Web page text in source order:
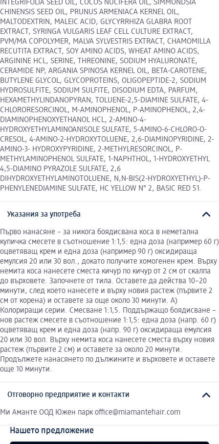
INTEGRIFOLIA SEED OIL, COCOS NUCIFERA OIL, SIMMONDSIA
CHINENSIS SEED OIL, PRUNUS ARMENIACA KERNEL OIL,
MALTODEXTRIN, MALEIC ACID, GLYCYRRHIZA GLABRA ROOT
EXTRACT, SYRINGA VULGARIS LEAF CELL CULTURE EXTRACT,
PVM/MA COPOLYMER, MALVA SYLVESTRIS EXTRACT, CHAMOMILLA
RECUTITA EXTRACT, SOY AMINO ACIDS, WHEAT AMINO ACIDS,
ARGININE HCL, SERINE, THREONINE, SODIUM HYALURONATE,
CERAMIDE NP, ARGANIA SPINOSA KERNEL OIL, BETA-CAROTENE,
BUTYLENE GLYCOL, GLYCOPROTEINS, OLIGOPEPTIDE-2, SODIUM
HYDROSULFITE, SODIUM SULFITE, DISODIUM EDTA, PARFUM,
HEXAMETHYLINDANOPYRAN, TOLUENE-2,5-DIAMINE SULFATE, 4-
CHLORORESORCINOL, M-AMINOPHENOL, P-AMINOPHENOL, 2,4-
DIAMINOPHENOXYETHANOL HCL, 2-AMINO-4-
HYDROXYETHYLAMINOANISOLE SULFATE, 5-AMINO-6-CHLORO-O-
CRESOL, 4-AMINO-2-HYDROXYTOLUENE, 2,6-DIAMINOPYRIDINE, 2-
AMINO-3- HYDROXYPYRIDINE, 2-METHYLRESORCINOL, P-
METHYLAMINOPHENOL SULFATE, 1-NAPHTHOL, 1-HYDROXYETHYL
4,5-DIAMINO PYRAZOLE SULFATE, 2,6
DIHYDROXYETHYLAMINOTOLUENE, N,N-BIS(2-HYDROXYETHYL)-P-
PHENYLENEDIAMINE SULFATE, HC YELLOW N° 2, BASIC RED 51.
Указания за употреба
Първо нанасяне – за никога боядисвана коса в неметална
купичка смесете в съотношение 1:1,5: една доза (например 60 г)
оцветяващ крем и една доза (например 90 г) оксидираща
емулсия 20 или 30 вол., докато получите хомогенен крем. Върху
немита коса нанесете сместа кичур по кичур от 2 см от скалпа
до върховете. Започнете от тила. Оставете да действа 10–20
минути, след което нанесете и върху новия растеж (първите 2
см от корена) и оставете за още около 30 минути. A)
Колориращи серии. Смесване 1:1,5. Поддържащо боядисване –
нов растеж смесете в съотношение 1:1,5: една доза (напр. 60 г)
оцветяващ крем и една доза (напр. 90 г) оксидираща емулсия
20 или 30 вол. Върху немита коса нанесете сместа върху новия
растеж (първите 2 см) и оставете за около 20 минути.
Продължете нанасянето по дължините и върховете и оставете
още 10 минути.
Отговорно предприятие и контакти
Ми Аманте ООД Южен парк office@miamantehair.com
Нашето предложение